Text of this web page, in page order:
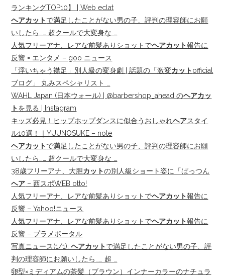
ランキングTOP10】 | Web eclat
ヘアカットで満足したことがない男の子、評判の理容師にお願
いしたら…… 超クールで大変身な …
人気フリーアナ、レアな前髪ありショットでヘアカット報告に
反響 = エンタメ – goo ニュース
「浮いちゃう襟足」別人級の変身劇 | 話題の「激変カットofficial
ブログ」 丸みスペシャリスト …
WAHL Japan (日本ウォール) | @barbershop_ahead のヘアカッ
トを見る | Instagram
キッズ必見！ヒップホップダンスに似合うおしゃれヘアスタイ
ル10選！｜YUUNOSUKE – note
ヘアカットで満足したことがない男の子、評判の理容師にお願
いしたら…… 超クールで大変身な …
38歳フリーアナ、大胆カットの別人級ショート姿に「ぱっつん
ヘア – 西スポWEB otto!
人気フリーアナ、レアな前髪ありショットでヘアカット報告に
反響 – Yahoo!ニュース
人気フリーアナ、レアな前髪ありショットでヘアカット報告に
反響 – プラメポータル
写真ニュース(1/1):ヘアカットで満足したことがない男の子、評
判の理容師にお願いしたら…… 超 …
卵型×ミディアムの茶髪（ブラウン）インナーカラーのナチュラ